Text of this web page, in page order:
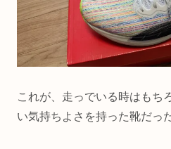
これが、走っでいる時はもち
い気持ちよさを持った靴だっ